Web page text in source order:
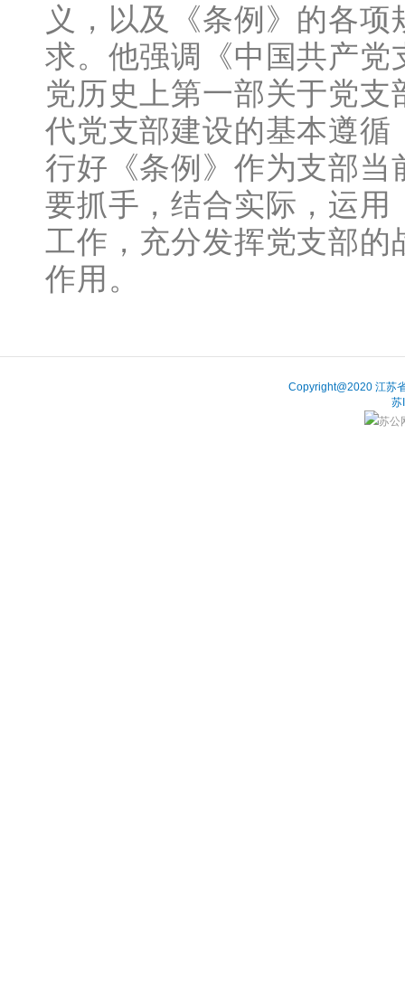
义，以及《条例》的各
求。他强调《中国共产
党历史上第一部关于党
代党支部建设的基本遵
行好《条例》作为支部
要抓手，结合实际，运
工作，充分发挥党支部
作用。
Copyright@2020 江苏
苏
苏公